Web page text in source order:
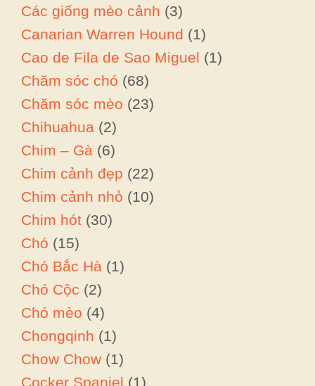
Các giống mèo cảnh (3)
Canarian Warren Hound (1)
Cao de Fila de Sao Miguel (1)
Chăm sóc chó (68)
Chăm sóc mèo (23)
Chihuahua (2)
Chim – Gà (6)
Chim cảnh đẹp (22)
Chim cảnh nhỏ (10)
Chim hót (30)
Chó (15)
Chó Bắc Hà (1)
Chó Cộc (2)
Chó mèo (4)
Chongqinh (1)
Chow Chow (1)
Cocker Spaniel (1)